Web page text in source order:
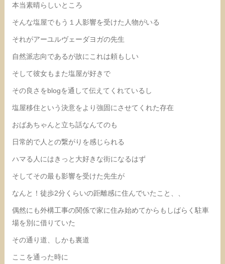
本当素晴らしいところ
そんな塩屋でもう１人影響を受けた人物がいる
それがアーユルヴェーダヨガの先生
自然派志向であるが故にこれは頼もしい
そして彼女もまた塩屋が好きで
その良さをblogを通して伝えてくれているし
塩屋移住という決意をより強固にさせてくれた存在
おばあちゃんと立ち話なんてのも
日常的で人との繋がりを感じられる
ハマる人にはきっと大好きな街になるはず
そしてその最も影響を受けた先生が
なんと！徒歩2分くらいの距離感に住んでいたこと、、
偶然にも外構工事の関係で家に住み始めてからもしばらく駐車
場を別に借りていた
その通り道、しかも裏道
ここを通った時に